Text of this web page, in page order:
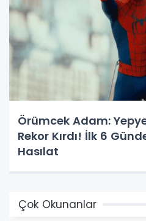
Örümcek Adam:
Rekor Kırdı! İlk 6
Hasılat
Çok Okunanlar